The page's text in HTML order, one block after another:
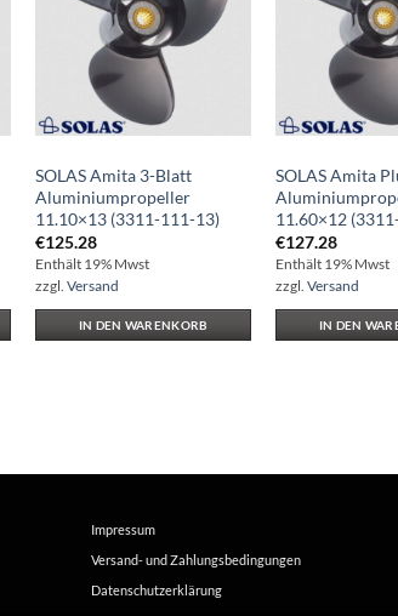
SOLAS Amita 3-Blatt
Aluminiumpropeller
11.10×13 (3311-111-13)
€125.28
Enthält 19% Mwst
zzgl.Versand
IN DEN WARENKORB
SOLAS Amita
11.60×12
€127.28
Enthält 19% Mwst
zzgl. Versand
IN DEN
Impressum
Versand- und Zahlungsbedingungen
Datenschutzerklärung